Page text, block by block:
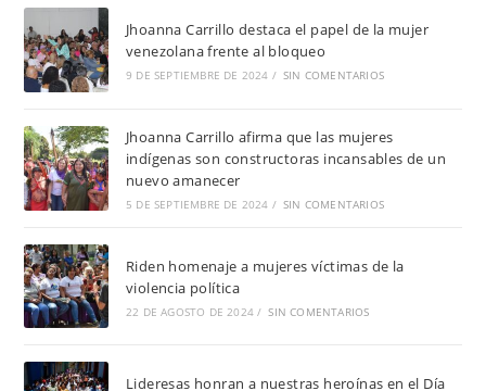
Jhoanna Carrillo destaca el papel de la mujer
venezolana frente al bloqueo
9 DE SEPTIEMBRE DE 2024 / SIN COMENTARIOS
Jhoanna Carrillo afirma que las mujeres
indígenas son constructoras incansables de un
nuevo amanecer
5 DE SEPTIEMBRE DE 2024 / SIN COMENTARIOS
Riden homenaje a mujeres víctimas de la
violencia política
22 DE AGOSTO DE 2024 / SIN COMENTARIOS
Lideresas honran a nuestras heroínas en el Día